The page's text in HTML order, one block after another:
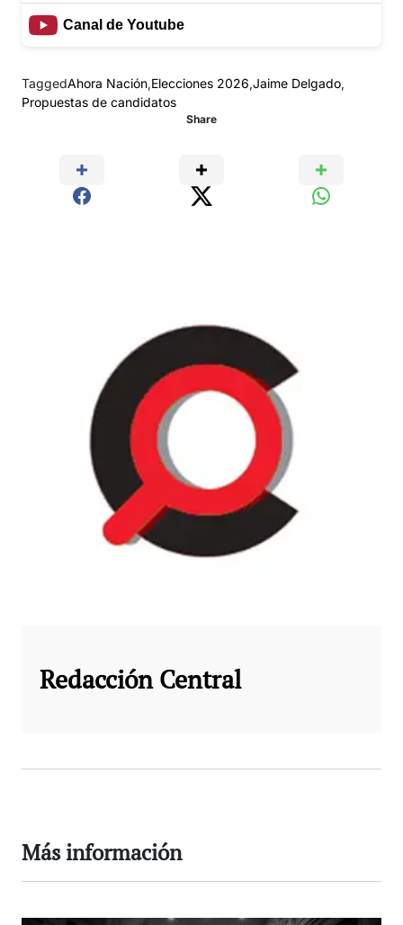
Share
Canal de Youtube
TaggedAhora Nación,Elecciones 2026,Jaime Delgado,
Propuestas de candidatos
Redacción Central
Más información